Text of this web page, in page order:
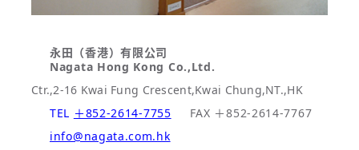
永田（香港）有限公司
Nagata Hong Kong Co.,Ltd.
Ctr.,2-16 Kwai Fung Crescent,Kwai Chung,NT.,HK
TEL ＋852-2614-7755
FAX ＋852-2614-7767
info@nagata.com.hk